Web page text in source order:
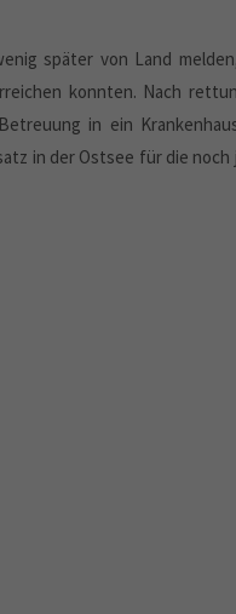
später von Land
konnten. Nach
in ein
in der Ostsee für die noch